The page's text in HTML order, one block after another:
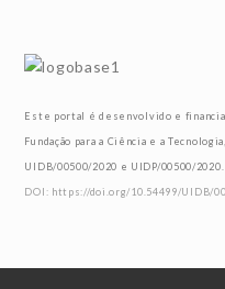
Este portal é desenvolvido e
Fundação para a Ciência e a
UIDB/00500/2020 e UIDP/00500/2020.
DOI: https://doi.org/10.54499/UIDB/